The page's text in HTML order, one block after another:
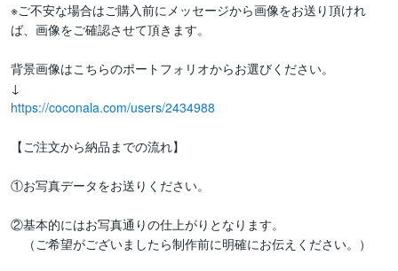
※ご不安な場合はご購入前にメッセージから画像をお送り頂けれ
ば、画像をご確認させて頂きます。
背景画像はこちらのポートフォリオからお選びください。
https://coconala.com/users/2434988
【ご注文から納品までの流れ】
①お写真データをお送りください。
②基本的にはお写真通りの仕上がりとなります。
（ご希望がございましたら制作前に明確にお伝えください。）